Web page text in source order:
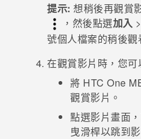
提示: 想稍後再觀賞
，然後點選加入 >
號個人檔案的稍後觀
在觀賞影片時，您可
將 HTC One
觀賞影片。
點選影片畫面
曳滑桿以跳到